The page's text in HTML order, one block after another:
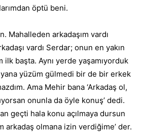
öptü beni.
Mahalleden arkadaşım vardı
vardı Serdar; onun en yakın
başta. Aynı yerde yaşamıyorduk
yüzüm gülmedi bir de bir erkek
Ama Mehir bana ‘Arkadaş ol,
onunla da öyle konuş’ dedi.
geçti hala konu açılmaya dursun
arkadaş olmana izin verdiğime’ der.